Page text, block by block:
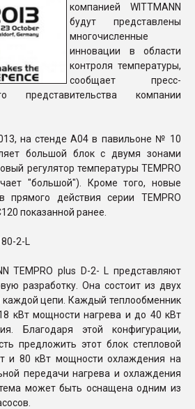
компанией WITTMANN
будут представлены
многочисленные
инновации в области
контроля температуры,
сообщает пресс-
представительства компании
на стенде A04 в павильоне № 10
большой блок с двумя зонами
регулятор температуры TEMPRO
"большой"). Кроме того, новые
прямого действия серии TEMPRO
показанной ранее.
2-L
TEMPRO plus D-2- L представляют
разработку. Она состоит из двух
каждой цепи. Каждый теплообменник
кВт мощности нагрева и до 40 кВт
Благодаря этой конфигурации,
предложить этот блок степловой
и 80 кВт мощности охлаждения на
передачи нагрева и охлаждения
может быть оснащена одним из